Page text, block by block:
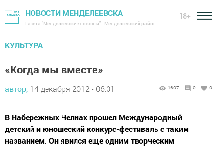
НОВОСТИ МЕНДЕЛЕЕВСКА
Газета "Менделеевские новости" - Менделеевский район
18+
КУЛЬТУРА
«Когда мы вместе»
автор, 14 декабря 2012 - 06:01 1607 0 0
В Набережных Челнах прошел Международный
детский и юношеский конкурс-фестиваль с таким
названием. Он явился еще одним творческим